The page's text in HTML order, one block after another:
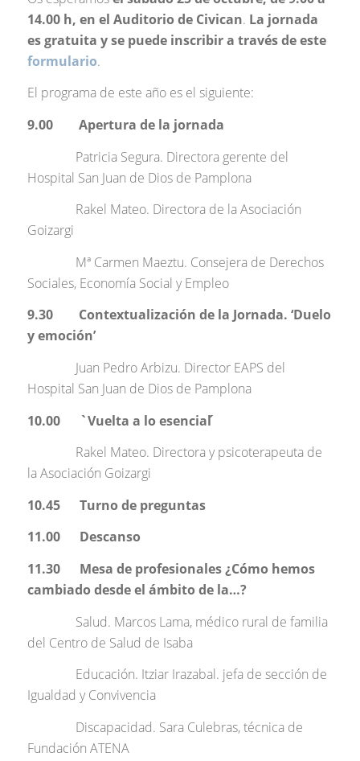
14.00 h, en el Auditorio de Civican. La jornada
es gratuita y se puede inscribir a través de este
formulario.
El programa de este año es el siguiente:
9.00 Apertura de la jornada
Patricia Segura. Directora gerente del
Hospital San Juan de Dios de Pamplona
Rakel Mateo. Directora de la Asociación
Goizargi
Mª Carmen Maeztu. Consejera de Derechos
Sociales, Economía Social y Empleo
9.30 Contextualización de la Jornada. ‘Duelo
y emoción’
Juan Pedro Arbizu. Director EAPS del
Hospital San Juan de Dios de Pamplona
10.00 `Vuelta a lo esencial ́
Rakel Mateo. Directora y psicoterapeuta de
la Asociación Goizargi
10.45 Turno de preguntas
11.00 Descanso
11.30 Mesa de profesionales ¿Cómo hemos
cambiado desde el ámbito de la…?
Salud. Marcos Lama, médico rural de familia
del Centro de Salud de Isaba
Educación. Itziar Irazabal. jefa de sección de
Igualdad y Convivencia
Discapacidad. Sara Culebras, técnica de
Fundación ATENA